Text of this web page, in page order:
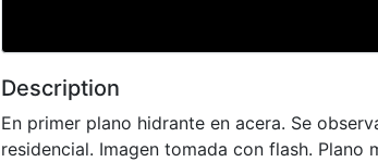
Description
En primer plano hidrante en acera. Se
residencial. Imagen tomada con flash. Plano